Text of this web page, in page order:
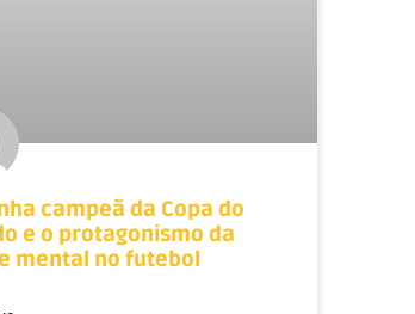
campeã da Copa do
e o protagonismo da
mental no futebol